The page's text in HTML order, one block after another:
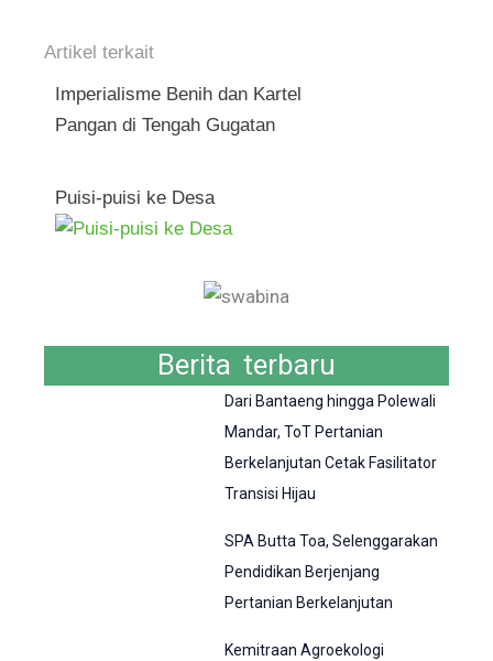
Artikel terkait
Imperialisme Benih dan Kartel
Pangan di Tengah Gugatan
Puisi-puisi ke Desa
Berita terbaru
Dari Bantaeng hingga Polewali
Mandar, ToT Pertanian
Berkelanjutan Cetak Fasilitator
Transisi Hijau
SPA Butta Toa, Selenggarakan
Pendidikan Berjenjang
Pertanian Berkelanjutan
Kemitraan Agroekologi